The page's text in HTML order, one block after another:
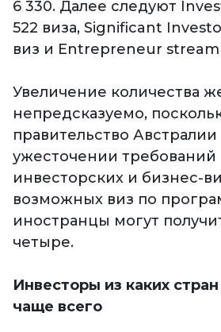
6 330. Далее следуют
522 виза, Significant
виз и Entrepreneur stream
Увеличение количества
непредсказуемо,
правительство Австралии
ужесточении
инвесторских и бизнес-
возможных виз по
иностранцы могут
четыре.
Инвесторы из каких
чаще всего